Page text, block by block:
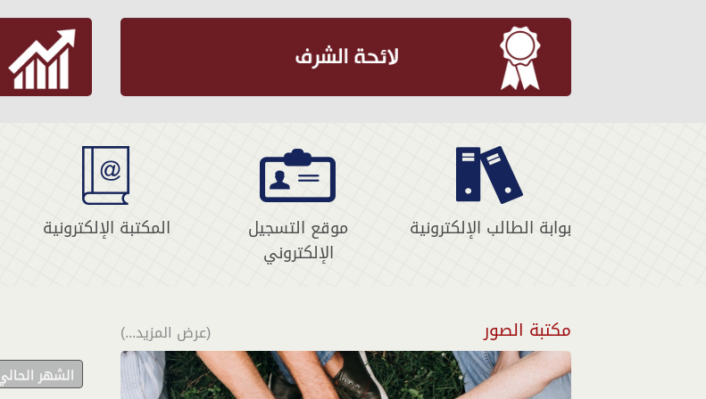
بوابة الطالب الإلكترونية
موقع التسجيل
الإلكتروني
المكتبة الإلكترونية
مكتبة الصور (عرض المزيد...)